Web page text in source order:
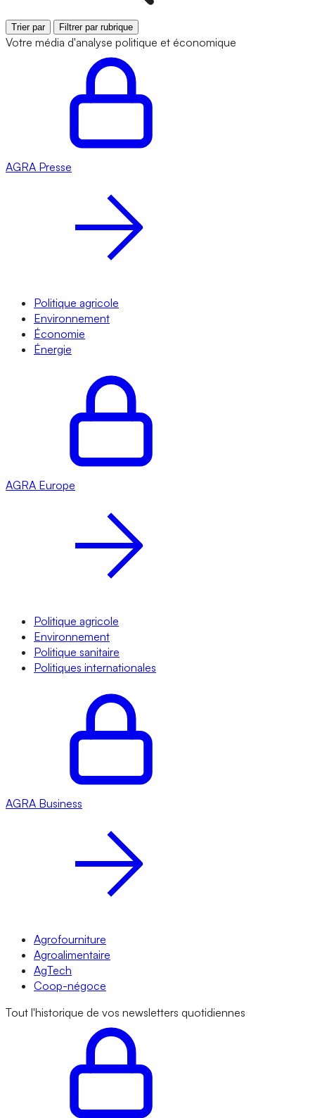
Trier par Filtrer par rubrique
Votre média d'analyse politique et économique
AGRA Presse
Politique agricole
Environnement
Économie
Énergie
AGRA Europe
Politique agricole
Environnement
Politique sanitaire
Politiques internationales
AGRA Business
Agrofourniture
Agroalimentaire
AgTech
Coop-négoce
Tout l'historique de vos newsletters quotidiennes